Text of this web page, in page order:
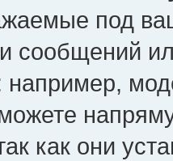
под
сообщений
например,
как они